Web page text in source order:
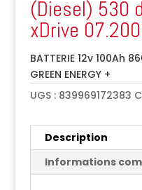
(Diesel) 530
xDrive
BATTERIE 12v 100Ah
GREEN ENERGY +
UGS : 839969172383
Description
Informations